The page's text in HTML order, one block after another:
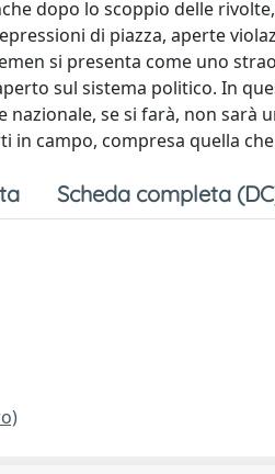
dopo lo scoppio delle
di piazza, aperte
si presenta come uno
sul sistema politico. In
se si farà, non sarà
campo, compresa quella
Scheda completa